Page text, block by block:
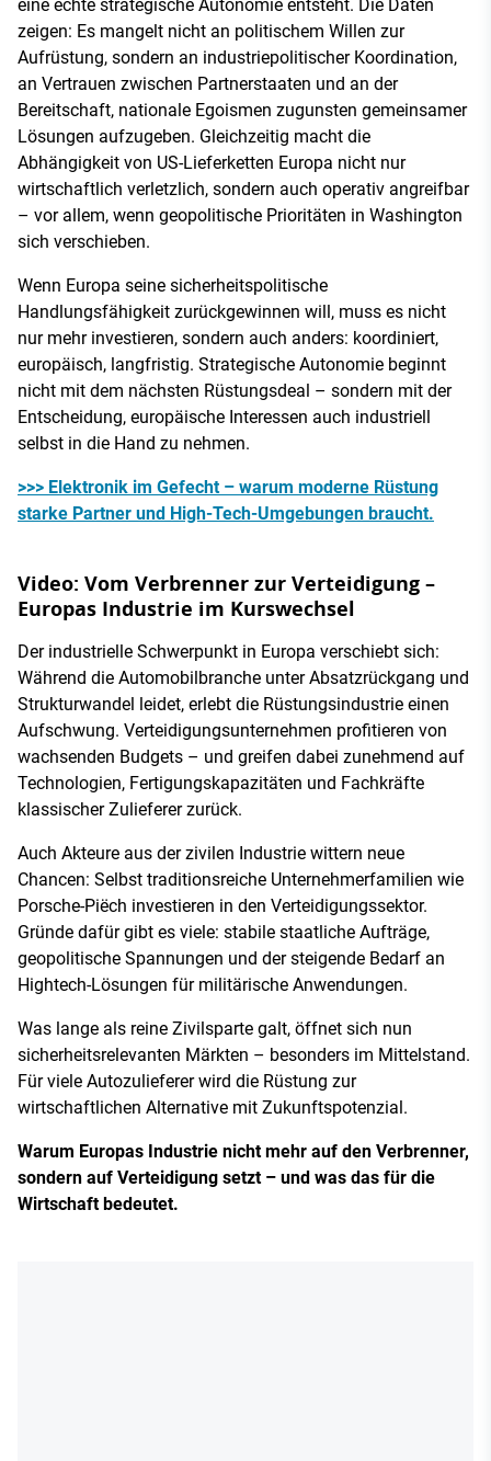
eine echte strategische Autonomie entsteht. Die Daten
zeigen: Es mangelt nicht an politischem Willen zur
Aufrüstung, sondern an industriepolitischer Koordination,
an Vertrauen zwischen Partnerstaaten und an der
Bereitschaft, nationale Egoismen zugunsten gemeinsamer
Lösungen aufzugeben. Gleichzeitig macht die
Abhängigkeit von US-Lieferketten Europa nicht nur
wirtschaftlich verletzlich, sondern auch operativ angreifbar
– vor allem, wenn geopolitische Prioritäten in Washington
sich verschieben.
Wenn Europa seine sicherheitspolitische
Handlungsfähigkeit zurückgewinnen will, muss es nicht
nur mehr investieren, sondern auch anders: koordiniert,
europäisch, langfristig. Strategische Autonomie beginnt
nicht mit dem nächsten Rüstungsdeal – sondern mit der
Entscheidung, europäische Interessen auch industriell
selbst in die Hand zu nehmen.
>>> Elektronik im Gefecht – warum moderne Rüstung
starke Partner und High-Tech-Umgebungen braucht.
Video: Vom Verbrenner zur Verteidigung –
Europas Industrie im Kurswechsel
Der industrielle Schwerpunkt in Europa verschiebt sich:
Während die Automobilbranche unter Absatzrückgang und
Strukturwandel leidet, erlebt die Rüstungsindustrie einen
Aufschwung. Verteidigungsunternehmen profitieren von
wachsenden Budgets – und greifen dabei zunehmend auf
Technologien, Fertigungskapazitäten und Fachkräfte
klassischer Zulieferer zurück.
Auch Akteure aus der zivilen Industrie wittern neue
Chancen: Selbst traditionsreiche Unternehmerfamilien wie
Porsche-Piëch investieren in den Verteidigungssektor.
Gründe dafür gibt es viele: stabile staatliche Aufträge,
geopolitische Spannungen und der steigende Bedarf an
Hightech-Lösungen für militärische Anwendungen.
Was lange als reine Zivilsparte galt, öffnet sich nun
sicherheitsrelevanten Märkten – besonders im Mittelstand.
Für viele Autozulieferer wird die Rüstung zur
wirtschaftlichen Alternative mit Zukunftspotenzial.
Warum Europas Industrie nicht mehr auf den Verbrenner,
sondern auf Verteidigung setzt – und was das für die
Wirtschaft bedeutet.